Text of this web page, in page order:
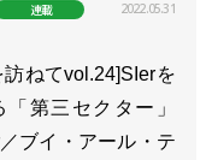
連載 2022.05.31
訪ねてvol.24]SIerを
「第三セクター」
ブイ・アール・テ